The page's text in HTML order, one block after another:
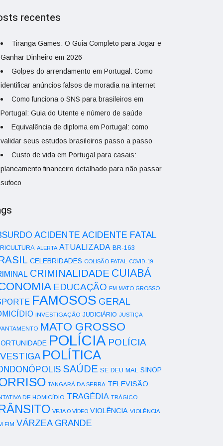
recentes
Tiranga Games: O Guia Completo para Jogar e
Ganhar Dinheiro em 2026
Golpes do arrendamento em Portugal: Como
identificar anúncios falsos de moradia na internet
Como funciona o SNS para brasileiros em
Portugal: Guia do Utente e número de saúde
Equivalência de diploma em Portugal: como
validar seus estudos brasileiros passo a passo
Custo de vida em Portugal para casais:
planeamento financeiro detalhado para não passar
sufoco
ACIDENTE ACIDENTE FATAL
ALERTA ATUALIZADA BR-163
CELEBRIDADES COLISÃO FATAL COVID-19
CRIMINALIDADE CUIABÁ
EDUCAÇÃO EM MATO GROSSO
FAMOSOS GERAL
INVESTIGAÇÃO JUDICIÁRIO JUSTIÇA
MATO GROSSO
POLÍCIA POLÍCIA
POLÍTICA
SAÚDE SE DEU MAL SINOP
TANGARÁ DA SERRA TELEVISÃO
DE HOMICÍDIO TRAGÉDIA TRÁGICO
VEJA O VÍDEO VIOLÊNCIA VIOLÊNCIA
FIM VÁRZEA GRANDE